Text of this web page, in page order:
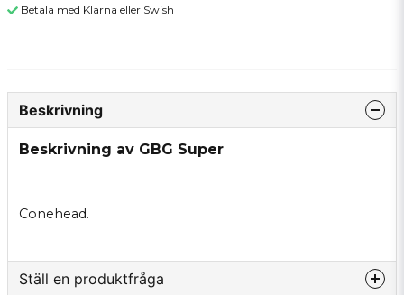
Betala med Klarna eller Swish
Beskrivning
Beskrivning av GBG Super
Conehead.
Ställ en produktfråga